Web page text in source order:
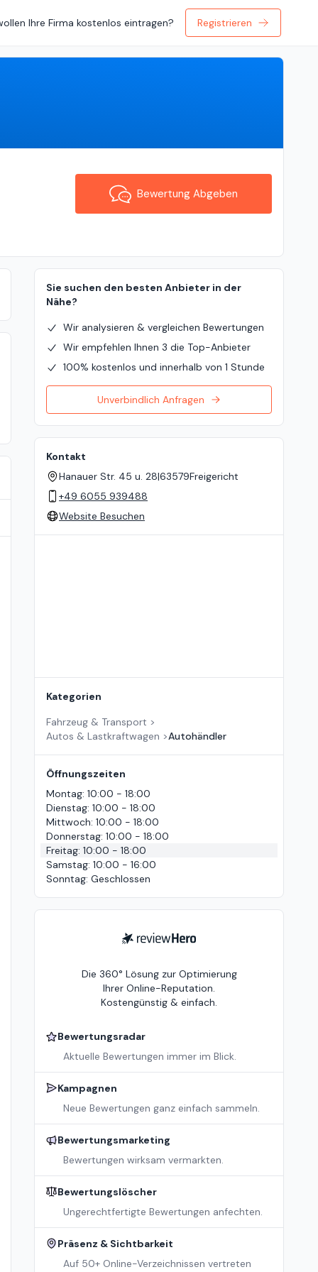
Ihre Firma kostenlos eintragen? Registrieren
Bewertung Abgeben
Sie suchen den besten Anbieter in der
Nähe?
Wir analysieren & vergleichen Bewertungen
Wir empfehlen Ihnen 3 die Top-Anbieter
100% kostenlos und innerhalb von 1 Stunde
Unverbindlich Anfragen
Kontakt
Hanauer Str. 45 u. 28|63579Freigericht
+49 6055 939488
Website Besuchen
Kategorien
Fahrzeug & Transport >
Autos & Lastkraftwagen >Autohändler
Öffnungszeiten
Montag: 10:00 - 18:00
Dienstag: 10:00 - 18:00
Mittwoch: 10:00 - 18:00
Donnerstag: 10:00 - 18:00
Freitag: 10:00 - 18:00
Samstag: 10:00 - 16:00
Sonntag: Geschlossen
ReviewHero
Die 360° Lösung zur Optimierung
Ihrer Online-Reputation.
Kostengünstig & einfach.
Bewertungsradar
Aktuelle Bewertungen immer im Blick.
Kampagnen
Neue Bewertungen ganz einfach sammeln.
Bewertungsmarketing
Bewertungen wirksam vermarkten.
Bewertungslöscher
Ungerechtfertigte Bewertungen anfechten.
Präsenz & Sichtbarkeit
Auf 50+ Online-Verzeichnissen vertreten